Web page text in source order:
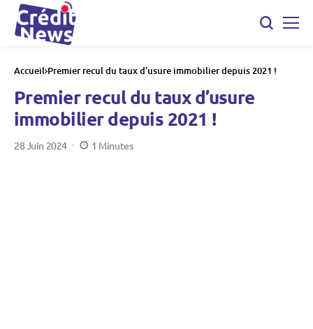
Accueil Premier recul du taux d’usure immobilier depuis 2021 !
Premier recul du taux d’usure
immobilier depuis 2021 !
28 Juin 2024 1 Minutes